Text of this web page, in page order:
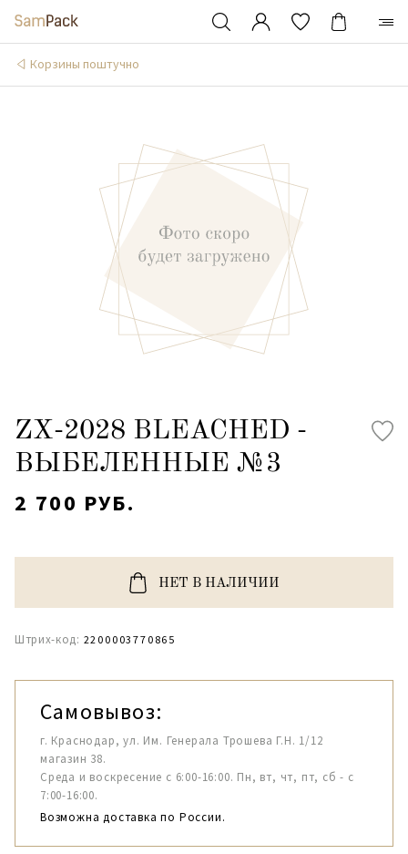
Корзины поштучно
ZX-2028 BLEACHED -
ВЫБЕЛЕННЫЕ №3
2 700 РУБ.
НЕТ В НАЛИЧИИ
Штрих-код: 2200003770865
Самовывоз:
г. Краснодар, ул. Им. Генерала Трошева Г.Н. 1/12
магазин 38.
Среда и воскресение с 6:00-16:00. Пн, вт, чт, пт, сб - с
7:00-16:00.
Возможна доставка по России.